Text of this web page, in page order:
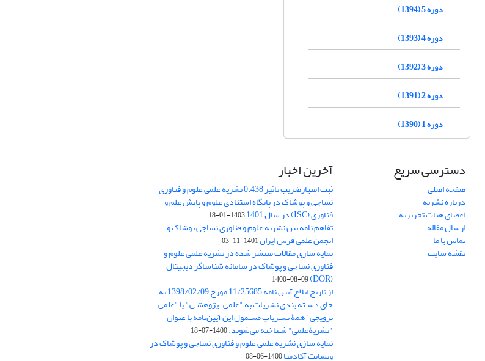
دوره 5 (1394)
دوره 4 (1393)
دوره 3 (1392)
دوره 2 (1391)
دوره 1 (1390)
دسترسی سریع
صفحه اصلی
درباره نشریه
اعضای هیات تحریریه
ارسال مقاله
تماس با ما
نقشه سایت
آخرین اخبار
ثبت امتیازضریب تاثیر 0.438 نشریه علمی علوم و فناوری
نساجی و پوشاک در پایگاه استنادی علوم و پایش علم و
فناوری (ISC) در سال 1401 1403-01-18
تفاهم نامه بین نشریه علوم و فناوری نساجی پوشاک و
انجمن علمی فرش ایران1401-11-03
نمایه سازی مقالات منتشر شده در نشریه علمی علوم و
فناوری نساجی و پوشاک در سامانه شناساگر دیجیتال
(DOR)
1400-08-09
از تاریخ ابلاغ آیین نامه 11/25685 مورخ 1398/02/09 به
جای دسـته بندی نشریات به "علمی-پژوهشـی" یا "علمی-
ترویجی" همۀ نشـریاتِ مشـمول این آیین‌نامه با عنوان
"نشریۀعلمی" شـناخته می‌شوند.1400-07-18
نمایه سازی نشریه علمی علوم و فناوری نساجی و پوشاک در
وبسایت آکادمیا1400-06-08